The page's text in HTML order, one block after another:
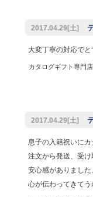
2017.04.29[土]
大変丁寧の対応で
カタログギフト専門
2017.04.29[土]
息子の入籍祝いにカ
注文から発送、受け
安心感がありました
心が伝わってきて